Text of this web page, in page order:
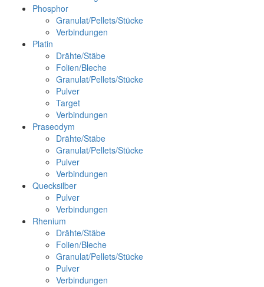
Phosphor
Granulat/Pellets/Stücke
Verbindungen
Platin
Drähte/Stäbe
Folien/Bleche
Granulat/Pellets/Stücke
Pulver
Target
Verbindungen
Praseodym
Drähte/Stäbe
Granulat/Pellets/Stücke
Pulver
Verbindungen
Quecksilber
Pulver
Verbindungen
Rhenium
Drähte/Stäbe
Folien/Bleche
Granulat/Pellets/Stücke
Pulver
Verbindungen